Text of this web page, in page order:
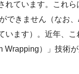
れています。これ
できません（なお
います）。近年、
）」技術が